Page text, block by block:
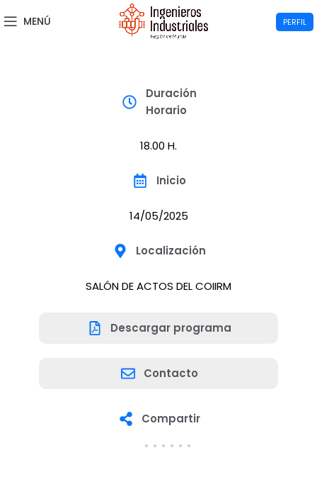
MENÚ PERFIL
Duración
Horario
18.00 H.
Inicio
14/05/2025
Localización
SALÓN DE ACTOS DEL COIIRM
Descargar programa
Contacto
Compartir